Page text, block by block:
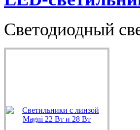
Светодиодный